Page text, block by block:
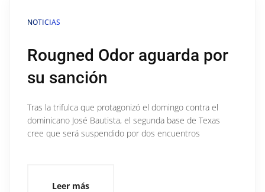
NOTICIAS
Rougned Odor aguarda por
su sanción
Tras la trifulca que protagonizó el domingo contra el
dominicano José Bautista, el segunda base de Texas
cree que será suspendido por dos encuentros
Leer más